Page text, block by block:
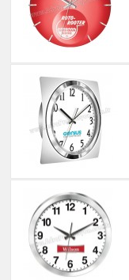
promosyon
PowerBank
Şarj
Kablosu
Flash
Bellek
promosyon
Kalem
promosyon
Kalem
Seti
promosyon
Kartvizitlik
promosyon
Radyo
promosyon
Takvim